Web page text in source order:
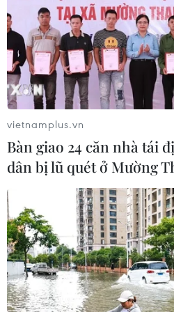
Số ca nhiễm virus Tây sông
tăng khắp châu Âu
26/07/2026 09:18
Số ca mắc sởi tại Mỹ lập đỉnh
do tỷ lệ tiêm chủng giảm
24/07/2026 23:59
Mỹ điều tra một đợt bùng
tả do ký sinh trùng
24/07/2026 05:44
vietnamplus.vn
Bàn giao 24 căn nhà tái
dân bị lũ quét ở Mường